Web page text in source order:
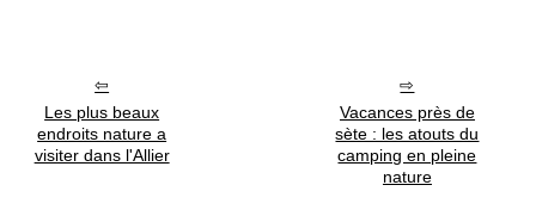
Les plus beaux
endroits nature a
visiter dans l'Allier
Vacances près de
sète : les atouts du
camping en pleine
nature